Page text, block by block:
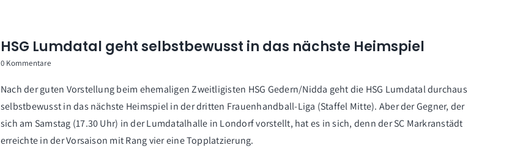
HSG Lumdatal geht selbstbewusst in das nächste Heimspiel
0 Kommentare
Nach der guten Vorstellung beim ehemaligen Zweitligisten HSG Gedern/Nidda geht die HSG Lumdatal durchaus
selbstbewusst in das nächste Heimspiel in der dritten Frauenhandball-Liga (Staffel Mitte). Aber der Gegner, der
sich am Samstag (17.30 Uhr) in der Lumdatalhalle in Londorf vorstellt, hat es in sich, denn der SC Markranstädt
erreichte in der Vorsaison mit Rang vier eine Topplatzierung.